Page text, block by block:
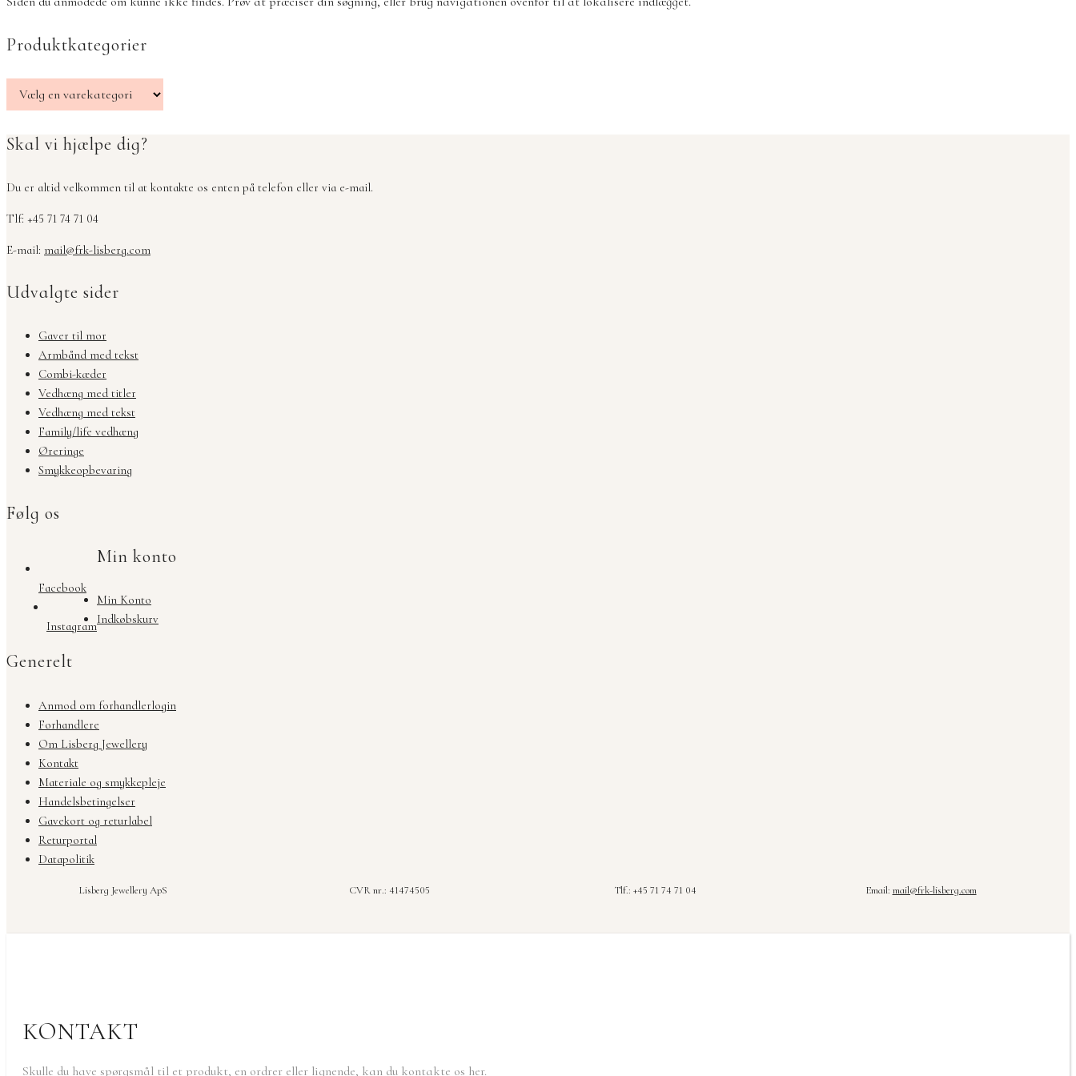
Produktkategorier
Skal vi hjælpe dig?
Du er altid velkommen til at kontakte os enten på telefon eller via e-mail.
Tlf: +45 71 74 71 04
E-mail: mail@frk-lisberg.com
Udvalgte sider
Gaver til mor
Armbånd med tekst
Combi-kæder
Vedhæng med titler
Vedhæng med tekst
Family/life vedhæng
Øreringe
Smykkeopbevaring
Følg os
Facebook
Instagram
Min konto
Min Konto
Indkøbskurv
Generelt
Anmod om forhandlerlogin
Forhandlere
Om Lisberg Jewellery
Kontakt
Materiale og smykkepleje
Handelsbetingelser
Gavekort og returlabel
Returportal
Datapolitik
Lisberg Jewellery ApS CVR nr.: 41474505 Tlf.: +45 71 74 71 04 Email: mail@frk-lisberg.com
KONTAKT
Skulle du have spørgsmål til et produkt, en ordrer eller lignende, kan du kontakte os her.